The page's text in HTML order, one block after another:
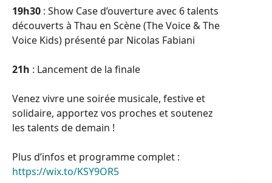
19h30 : Show Case d’ouverture avec 6 talents
découverts à Thau en Scène (The Voice & The
Voice Kids) présenté par Nicolas Fabiani
21h : Lancement de la finale
Venez vivre une soirée musicale, festive et
solidaire, apportez vos proches et soutenez
les talents de demain !
Plus d’infos et programme complet :
https://wix.to/KSY9OR5